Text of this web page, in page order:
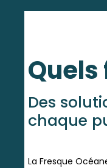
Des
chaque
La Fresque